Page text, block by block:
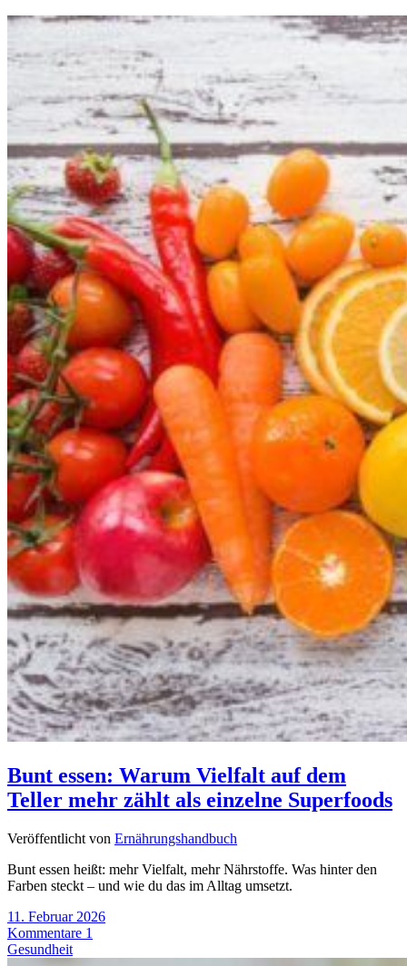
Bunt essen: Warum Vielfalt auf dem
Teller mehr zählt als einzelne Superfoods
Veröffentlicht von Ernährungshandbuch
Bunt essen heißt: mehr Vielfalt, mehr Nährstoffe. Was hinter den
Farben steckt – und wie du das im Alltag umsetzt.
11. Februar 2026
Kommentare 1
Gesundheit